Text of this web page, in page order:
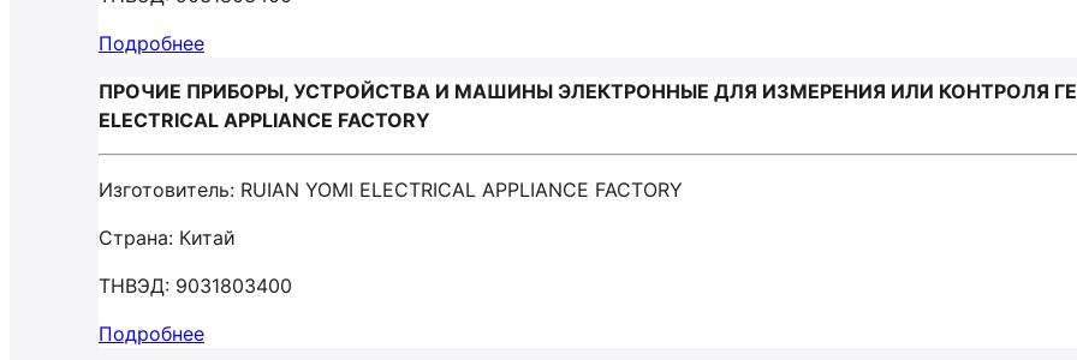
Подробнее
ПРОЧИЕ ПРИБОРЫ, УСТРОЙСТВА И МАШИНЫ ЭЛЕКТРОННЫЕ ДЛЯ ИЗМЕРЕНИЯ ИЛИ КОНТРОЛЯ
ELECTRICAL APPLIANCE FACTORY
Изготовитель: RUIAN YOMI ELECTRICAL APPLIANCE FACTORY
Страна: Китай
ТНВЭД: 9031803400
Подробнее